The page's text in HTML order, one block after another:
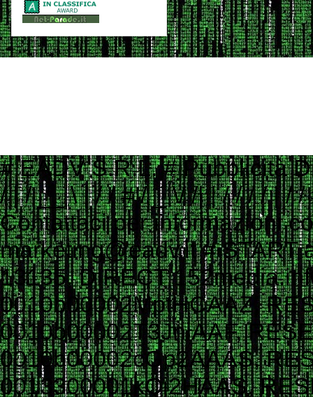
# EADV S.R.L. # Pubblicità Digitale e Programmatic Advertising # ___ ____ _ __ # ___ / | / __ \ | / / # / _ \/ /| | / / / / | / / # / __/ ___ |/ /_/ /| |/ / # \___/_/ |_/_____/ |___/ # # Contattaci per informazioni commerciali # Website: www.eadv.it # Email: marketing@eadv.it # START ads.txt - vocidallastrada.org - 2023-10-18 14:39:45 eadv.it, 13135, DIRECT 152media.info, 152M10, RESELLER 33across.com, 0010b00002MptHCAAZ, RESELLER, bbea06d9c4d2853c 33across.com, 0010b00002T3JniAAF, RESELLER, bbea06d9c4d2853c 33across.com, 0010b00002cGp2AAAS, RESELLER, bbea06d9c4d2853c 33across.com, 0013300001kQj2HAAS, RESELLER, bbea06d9c4d2853c 33across.com, 0015a00002oUk4aAAC, RESELLER, bbea06d9c4d2853c 33across.com, 0015a00003DKg9ZAAT, RESELLER, bbea06d9c4d2853c ad.plus, 352349, RESELLER adagio.io, 1294, RESELLER adcolony.com, 496220845654deec, RESELLER, 1ad675c9de6b5176 adform.com, 1226, RESELLER adform.com, 1819, RESELLER, 9f5210a2f0999e32 adform.com, 1889, RESELLER adform.com, 1943, RESELLER adform.com, 2110, RESELLER adform.com, 2112, RESELLER adform.com, 2437, RESELLER, 9f5210a2f0999e32 adform.com, 2464, RESELLER, 9f5210a2f0999e32 adform.com, 3027, RESELLER adform.com, 622, RESELLER adipolo.com, 617128b0fe110c0ddd7603b4, RESELLER admanmedia.com, 43, RESELLER admixer.net, b6d49994-83c5-4ff9-aa8a-c9eb99d1bc8c, RESELLER adsinteractive.hu, 258, RESELLER adswizz.com, consumable, RESELLER adswizz.com, entravision, RESELLER adswizz.com, targetspot, RESELLER adtech.com, 4687, RESELLER adtelligent.com, 537714, RESELLER advertising.com, 14832, RESELLER advertising.com, 21483, RESELLER advertising.com, 23089, RESELLER advertising.com, 28246, RESELLER advertising.com, 28305, RESELLER advertising.com, 28335, RESELLER, e1a5b5b6e3255540 advertising.com, 6814, RESELLER advertising.com, 7574, RESELLER adyoulike.com, 83d15ef72d387a1e60e5a1399a2b0c03, RESELLER adyoulike.com, b3e21aeb2e950aa59e5e8cc1b6dd6f8e, RESELLER, 4ad745ead2958bf7 adyoulike.com, b4bf4fdd9b0b915f746f6747ff432bde, RESELLER, 4ad745ead2958bf7 ampliffy.com, 5037, RESELLER amxrtb.com, 105199548, RESELLER aniview.com, 5e82edf1634339243920a8e5, RESELLER, 78b21b97965ec3f8 aniview.com, 5ef4bc022e79664d2b473869, RESELLER, 78b21b97965ec3f8 aol.com, 27093, RESELLER aol.com, 46658, RESELLER aol.com, 58905, RESELLER, e1a5b5b6e3255540 aolcloud.net, 4687, RESELLER appads.in, 107606, RESELLER appnexus.com, 10040, RESELLER, f5ab79cb980f11d1 appnexus.com, 10200, RESELLER, f5ab79cb980f11d1 appnexus.com, 10239, RESELLER, f5ab79cb980f11d1 appnexus.com, 10371, RESELLER, f5ab79cb980f11d1 appnexus.com, 11470, RESELLER appnexus.com, 11487, RESELLER, f5ab79cb980f11d1 appnexus.com, 11664, RESELLER, f5ab79cb980f11d1 appnexus.com, 11786, RESELLER, f5ab79cb980f11d1 appnexus.com, 11924, RESELLER, f5ab79cb980f11d1 appnexus.com, 12223, RESELLER, f5ab79cb980f11d1 appnexus.com, 12290, RESELLER, f5ab79cb980f11d1 appnexus.com, 12637, RESELLER, f5ab79cb980f11d1 appnexus.com, 13044, RESELLER, f5ab79cb980f11d1 appnexus.com, 13099, RESELLER, f5ab79cb980f11d1 appnexus.com, 13381, RESELLER, f5ab79cb980f11d1 appnexus.com, 1356, RESELLER, f5ab79cb980f11d1 appnexus.com, 1360, RESELLER, f5ab79cb980f11d1 appnexus.com, 13701, RESELLER, f5ab79cb980f11d1 appnexus.com, 14077, RESELLER appnexus.com, 14416, RESELLER,